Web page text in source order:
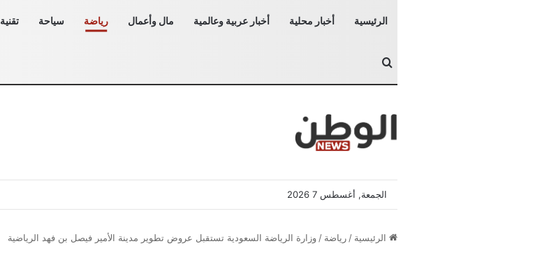
الرئيسية أخبار محلية أخبار عربية وعالمية مال وأعمال رياضة سياحة تقنية
بحث عن
الجمعة, أغسطس 7 2026
الرئيسية / رياضة / وزارة الرياضة السعودية تستقبل عروض تطوير مدينة الأمير فيصل بن فهد الرياضية